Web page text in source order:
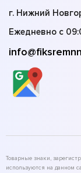
г. Нижний
Ежедневно с
Товарные знаки,
используются на данном